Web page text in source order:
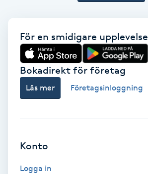
Damklippning
Dermapen
Enzympeeling
För en smidigare upplevelse
Bokadirekt för företag
Läs mer Företagsinloggning
Konto
Logga in